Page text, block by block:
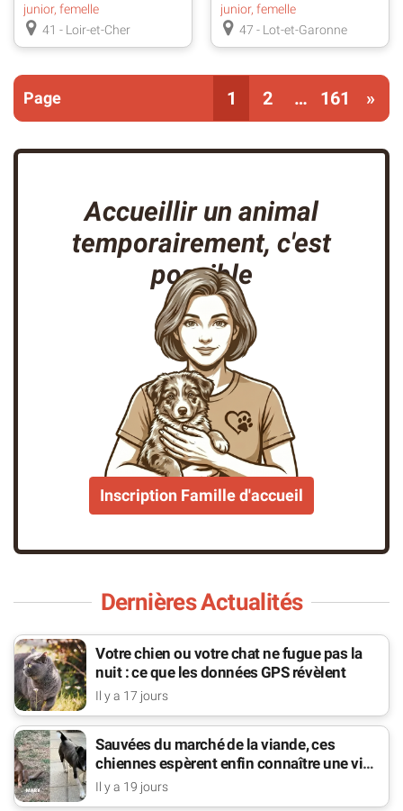
junior, femelle
41 - Loir-et-Cher
junior, femelle
47 - Lot-et-Garonne
Vous êtes sur la page
1 2 … 161 »
Accueillir un animal
temporairement, c'est
possible
Inscription Famille d'accueil
Dernières Actualités
Votre chien ou votre chat ne fugue pas la
nuit : ce que les données GPS révèlent
Il y a 17 jours
Sauvées du marché de la viande, ces
chiennes espèrent enfin connaître une vie
de famille
Il y a 19 jours